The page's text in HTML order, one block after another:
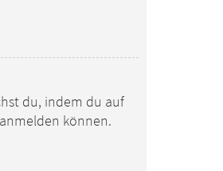
du, indem du auf
können.